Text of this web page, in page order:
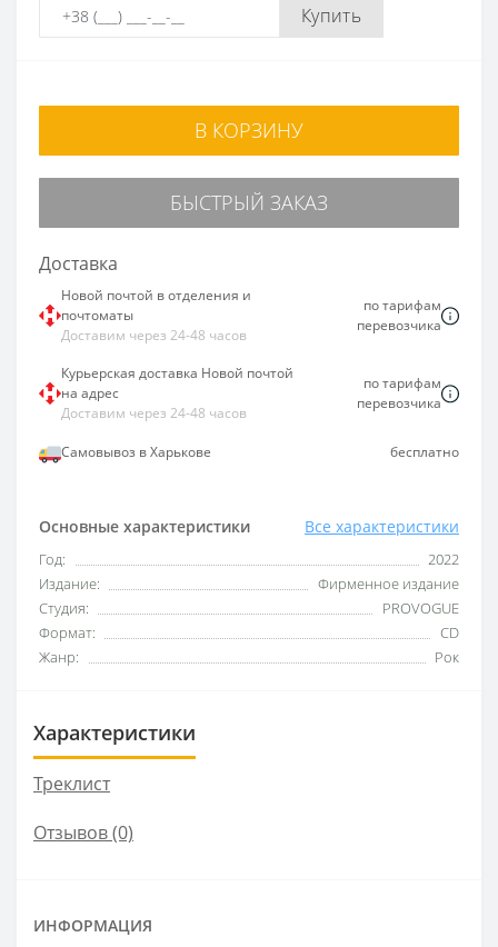
Купить
Основные характеристики Все характеристики
Год:
2022
Издание:
Фирменное издание
Студия:
PROVOGUE
Формат:
CD
Жанр:
Рок
В КОРЗИНУ
БЫСТРЫЙ ЗАКАЗ
Доставка
Новой почтой в отделения и
почтоматы
Доставим через 24-48 часов
по тарифам
перевозчика
Курьерская доставка Новой почтой
на адрес
Доставим через 24-48 часов
по тарифам
перевозчика
Самовывоз в Харькове бесплатно
Характеристики
Треклист
Отзывов (0)
ИНФОРМАЦИЯ